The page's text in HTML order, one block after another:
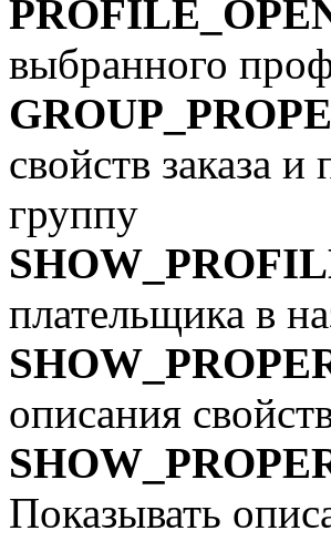
выбранного
свойств заказа
группу
плательщика в
описания
Показывать